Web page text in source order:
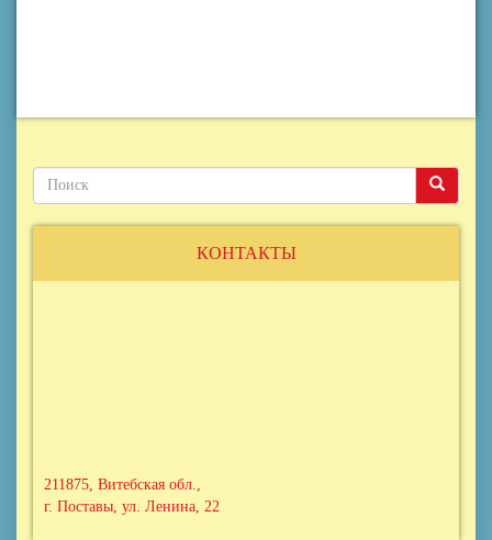
Поиск
Поиск Поиск
КОНТАКТЫ
211875, Витебская обл.,
г. Поставы, ул. Ленина, 22